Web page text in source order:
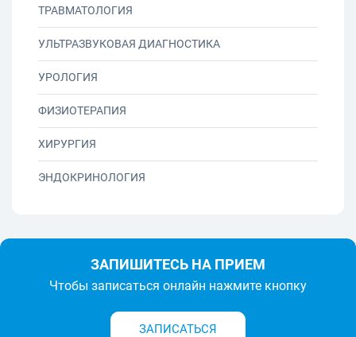
ТРАВМАТОЛОГИЯ
УЛЬТРАЗВУКОВАЯ ДИАГНОСТИКА
УРОЛОГИЯ
ФИЗИОТЕРАПИЯ
ХИРУРГИЯ
ЭНДОКРИНОЛОГИЯ
ЗАПИШИТЕСЬ НА ПРИЕМ
Чтобы записаться онлайн нажмите кнопку
ЗАПИСАТЬСЯ